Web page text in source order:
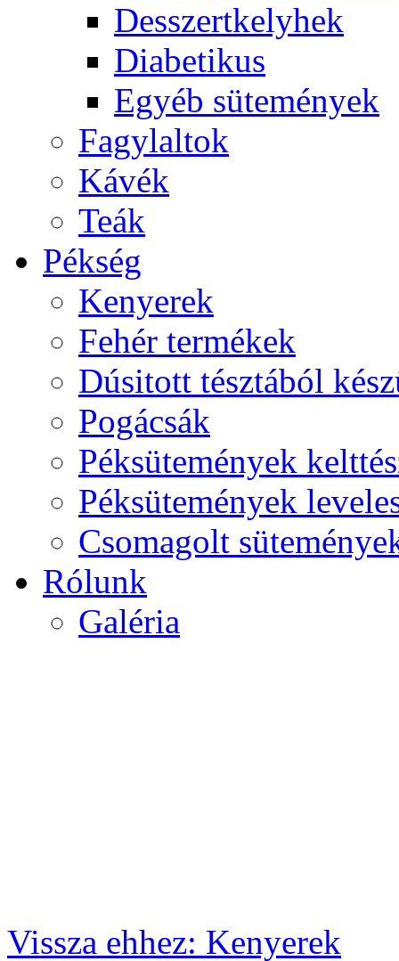
Desszertkelyhek
Diabetikus
Egyéb sütemények
Fagylaltok
Kávék
Teák
Pékség
Kenyerek
Fehér termékek
Dúsitott tésztából
Pogácsák
Péksütemények
Péksütemények
Csomagolt
Rólunk
Galéria
Vissza ehhez: Kenyerek